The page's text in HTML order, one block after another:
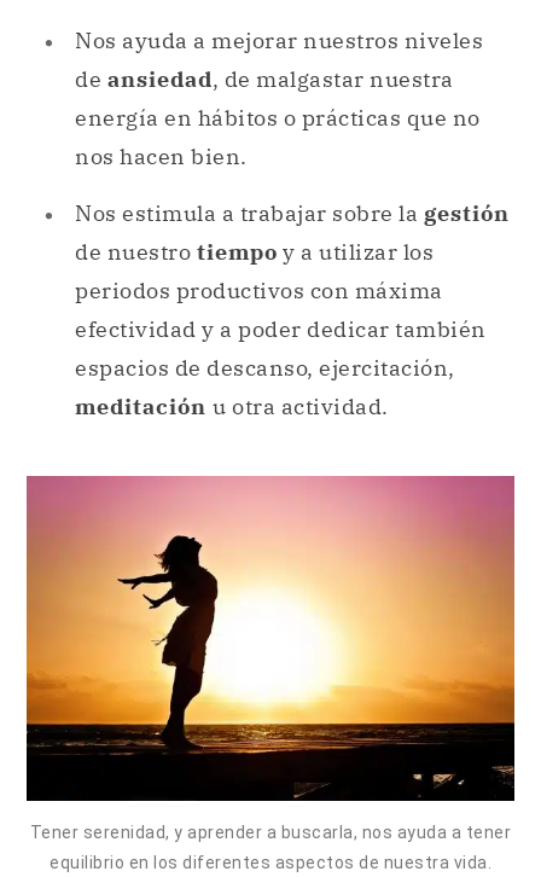
Nos ayuda a mejorar nuestros niveles
de ansiedad, de malgastar nuestra
energía en hábitos o prácticas que no
nos hacen bien.
Nos estimula a trabajar sobre la gestión
de nuestro tiempo y a utilizar los
periodos productivos con máxima
efectividad y a poder dedicar también
espacios de descanso, ejercitación,
meditación u otra actividad.
Tener serenidad, y aprender a buscarla, nos ayuda a tener
equilibrio en los diferentes aspectos de nuestra vida.